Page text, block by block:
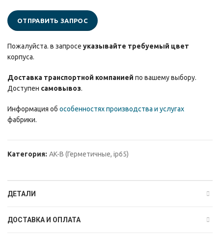
ОТПРАВИТЬ ЗАПРОС
Пожалуйста. в запросе указывайте требуемый цвет
корпуса.
Доставка транспортной компанией по вашему выбору.
Доступен самовывоз.
Информация об особенностях производства и услугах
фабрики.
Категория: AK-B (Герметичные, ip65)
ДЕТАЛИ
ДОСТАВКА И ОПЛАТА